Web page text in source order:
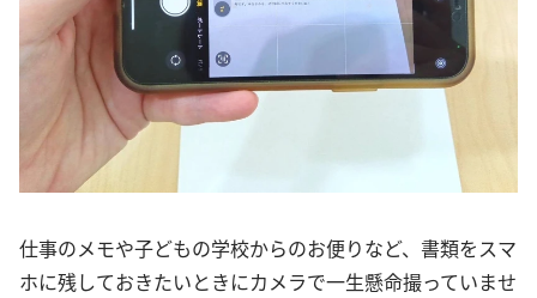
仕事のメモや子どもの学校からのお便りなど、書類をスマ
ホに残しておきたいときにカメラで一生懸命撮っていませ